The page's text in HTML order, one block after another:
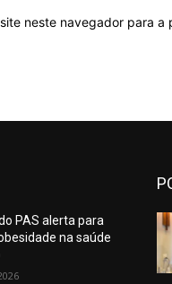
neste navegador para
PAS alerta para
na saúde